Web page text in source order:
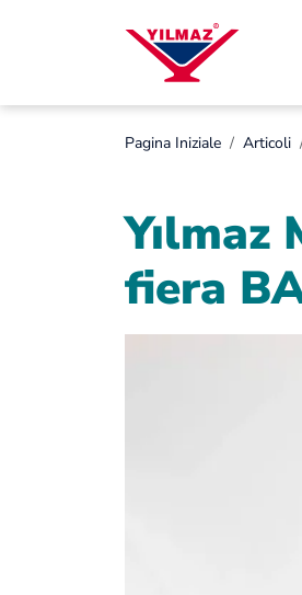
Pagina Iniziale Articoli
fiera